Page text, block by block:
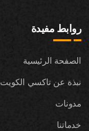
روابط مفيدة
الصفحة الرئيسية
نبذة عن تاكسي الكويت
مدونات
خدماتنا